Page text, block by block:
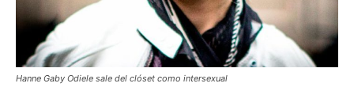
Hanne Gaby Odiele sale del clóset como intersexual